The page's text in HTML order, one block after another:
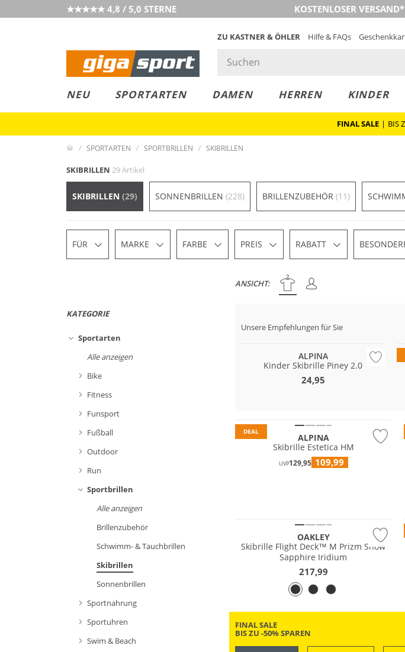
★★★★★ 4,8 / 5,0 STERNE KOSTENLOSER
ZU KASTNER & ÖHLER Hilfe & FAQs
NEU SPORTARTEN DAMEN HERREN KINDER
FINAL SALE | BIS
SPORTARTEN SPORTBRILLEN SKIBRILLEN
SKIBRILLEN 29 Artikel
SKIBRILLEN (29) SONNENBRILLEN (228) BRILLENZUBEHÖR (11)
FÜR MARKE FARBE PREIS RABATT
ANSICHT:
KATEGORIE
Sportarten
Alle anzeigen
Bike
Fitness
Funsport
Fußball
Outdoor
Run
Sportbrillen
Alle anzeigen
Brillenzubehör
Schwimm- & Tauchbrillen
Skibrillen
Sonnenbrillen
Sportnahrung
Sportuhren
Swim & Beach
Unsere Empfehlungen für Sie
ALPINA
Kinder Skibrille Piney 2.0
24,95
DEAL
ALPINA
Skibrille Estetica HM
UVP129,95 109,99
OAKLEY
Skibrille Flight Deck™ M Prizm Snow
Sapphire Iridium
217,99
FINAL SALE
BIS ZU -50% SPAREN